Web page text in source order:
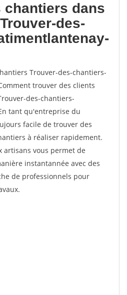
chantiers dans
des-
Trouver-des-chantiers-
trouver des clients
des-chantiers-
tant qu'entreprise du
facile de trouver des
à réaliser rapidement.
artisans vous permet de
instantannée avec des
de professionnels pour